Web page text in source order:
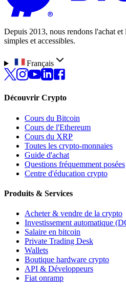
Depuis 2013, nous rendons l'achat
simples et accessibles.
Français
Découvrir Crypto
Cours du Bitcoin
Cours de l'Ethereum
Cours du XRP
Toutes les crypto-monnaies
Guide d'achat
Questions fréquemment posées
Centre d'éducation crypto
Produits & Services
Acheter & vendre de la crypto
Investissement automatique
Salaire en bitcoin
Private Trading Desk
Wallets
Boutique hardware crypto
API & Développeurs
Fiat onramp